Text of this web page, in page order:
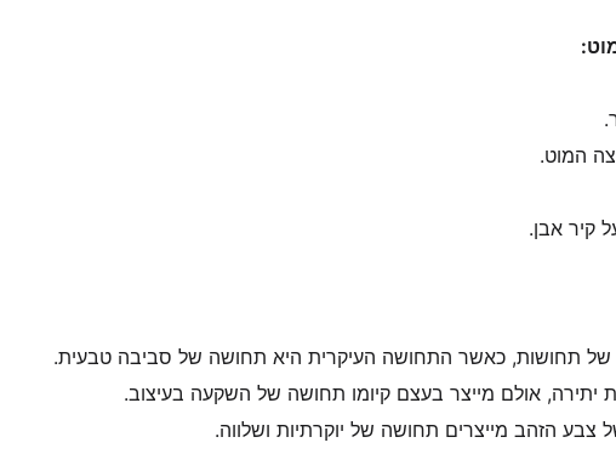
המוט.
קיר אבן.
של תחושות, כאשר התחושה העיקרית היא תחושה של סביבה טבעית.
יתירה, אולם מייצר בעצם קיומו תחושה של השקעה בעיצוב.
צבע הזהב מייצרים תחושה של יוקרתיות ושלווה.